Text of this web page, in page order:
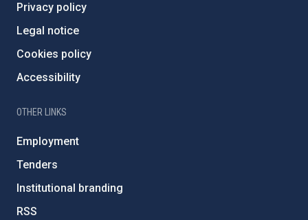
Privacy policy
Legal notice
Cookies policy
Accessibility
OTHER LINKS
Employment
Tenders
Institutional branding
RSS